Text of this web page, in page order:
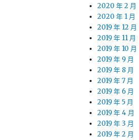
2020 年 2 月
2020 年 1 月
2019 年 12 月
2019 年 11 月
2019 年 10 月
2019 年 9 月
2019 年 8 月
2019 年 7 月
2019 年 6 月
2019 年 5 月
2019 年 4 月
2019 年 3 月
2019 年 2 月